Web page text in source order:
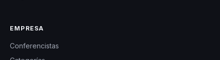
EMPRESA
Conferencistas